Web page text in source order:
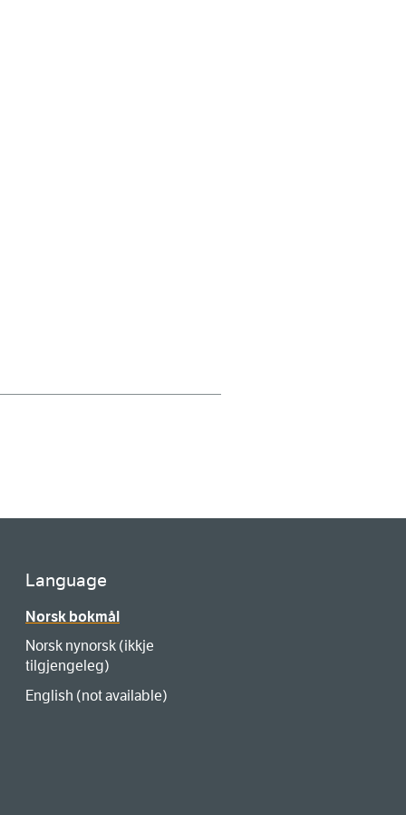
Language
Norsk bokmål
Norsk nynorsk (ikkje
tilgjengeleg)
English (not available)